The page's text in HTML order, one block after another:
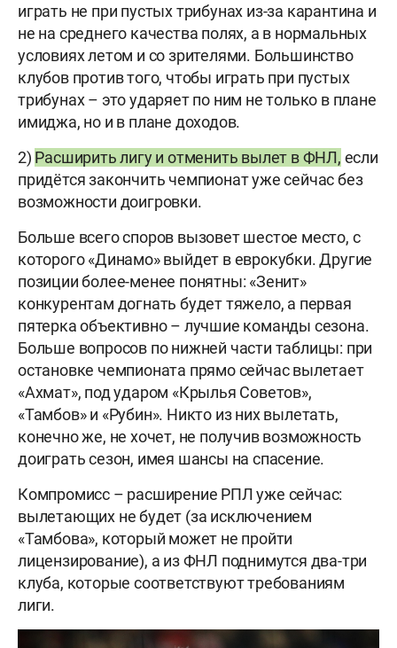
играть не при пустых трибунах из-за карантина и
не на среднего качества полях, а в нормальных
условиях летом и со зрителями. Большинство
клубов против того, чтобы играть при пустых
трибунах – это ударяет по ним не только в плане
имиджа, но и в плане доходов.
2) Расширить лигу и отменить вылет в ФНЛ, если
придётся закончить чемпионат уже сейчас без
возможности доигровки.
Больше всего споров вызовет шестое место, с
которого «Динамо» выйдет в еврокубки. Другие
позиции более-менее понятны: «Зенит»
конкурентам догнать будет тяжело, а первая
пятерка объективно – лучшие команды сезона.
Больше вопросов по нижней части таблицы: при
остановке чемпионата прямо сейчас вылетает
«Ахмат», под ударом «Крылья Советов»,
«Тамбов» и «Рубин». Никто из них вылетать,
конечно же, не хочет, не получив возможность
доиграть сезон, имея шансы на спасение.
Компромисс – расширение РПЛ уже сейчас:
вылетающих не будет (за исключением
«Тамбова», который может не пройти
лицензирование), а из ФНЛ поднимутся два-три
клуба, которые соответствуют требованиям
лиги.